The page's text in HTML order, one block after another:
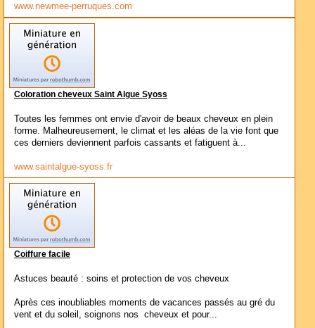
www.newmee-perruques.com
Coloration cheveux Saint Algue Syoss
Toutes les femmes ont envie d'avoir de beaux cheveux en plein
forme. Malheureusement, le climat et les aléas de la vie font que
ces derniers deviennent parfois cassants et fatiguent à...
www.saintalgue-syoss.fr
Coiffure facile
Astuces beauté : soins et protection de vos cheveux
Après ces inoubliables moments de vacances passés au gré du
vent et du soleil, soignons nos cheveux et pour...